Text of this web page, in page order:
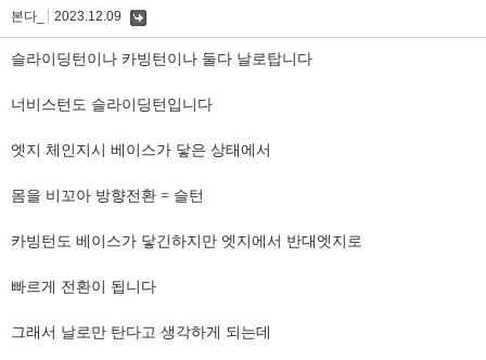
본다_ 2023.12.09
슬라이딩턴이나 카빙턴이나 둘다 날로탑니다
너비스턴도 슬라이딩턴입니다
엣지 체인지시 베이스가 닿은 상태에서
몸을 비꼬아 방향전환 = 슬턴
카빙턴도 베이스가 닿긴하지만 엣지에서 반대엣지로
빠르게 전환이 됩니다
그래서 날로만 탄다고 생각하게 되는데